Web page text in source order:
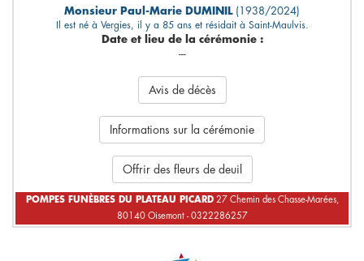
Monsieur Paul-Marie DUMINIL (1938/2024)
Il est né à Vergies, il y a 85 ans et résidait à Saint-Maulvis.
Date et lieu de la cérémonie :
---
Avis de décès
Informations sur la cérémonie
Offrir des fleurs de deuil
POMPES FUNÈBRES DU PLATEAU PICARD27 Chemin des Chasse-Marées,
80140 Oisemont - 0322286257